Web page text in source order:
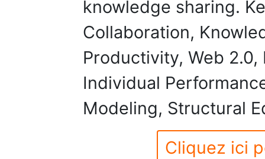
knowledge sharing.
Collaboration,
Productivity, Web
Individual
Modeling, Structural
Cliquez ici